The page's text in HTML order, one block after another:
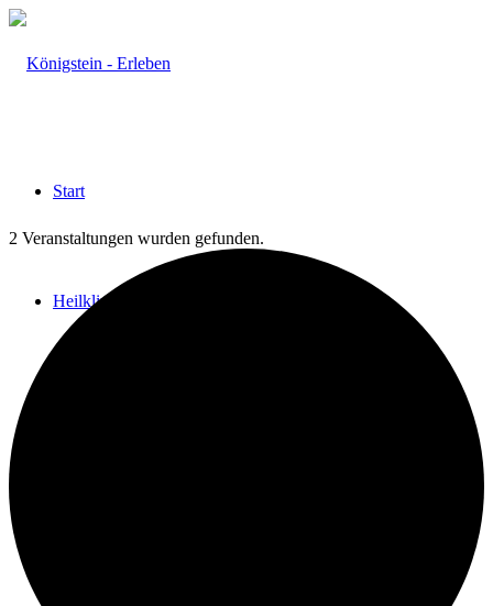
Start
Heilklima
2 Veranstaltungen wurden gefunden.